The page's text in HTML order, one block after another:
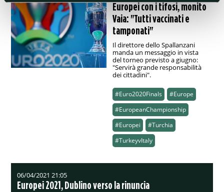
Europei con i tifosi, monito
Vaia: "Tutti vaccinati e
tamponati"
Il direttore dello Spallanzani
manda un messaggio in vista
del torneo previsto a giugno:
"Servirà grande responsabilità
dei cittadini".
#Euro2020Finals
#Europe
#EuropeanChampionship
#Europei
#Turchia
#TurkeyvItaly
06/04/2021 21:05
Europei 2021, Dublino verso la rinuncia